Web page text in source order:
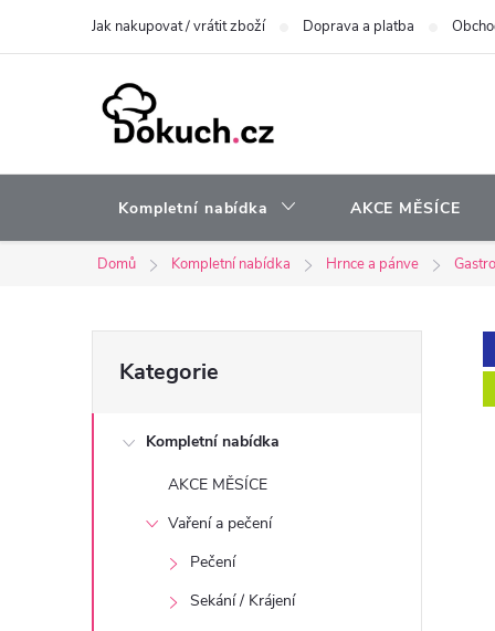
Jak nakupovat / vrátit zboží Doprava a platba
Kompletní nabídka AKCE MĚSÍCE
Domů Kompletní nabídka Hrnce a pánve
o
kategorie
Kategorie
Kompletní nabídka
AKCE MĚSÍCE
Vaření a pečení
Pečení
Sekání / Krájení